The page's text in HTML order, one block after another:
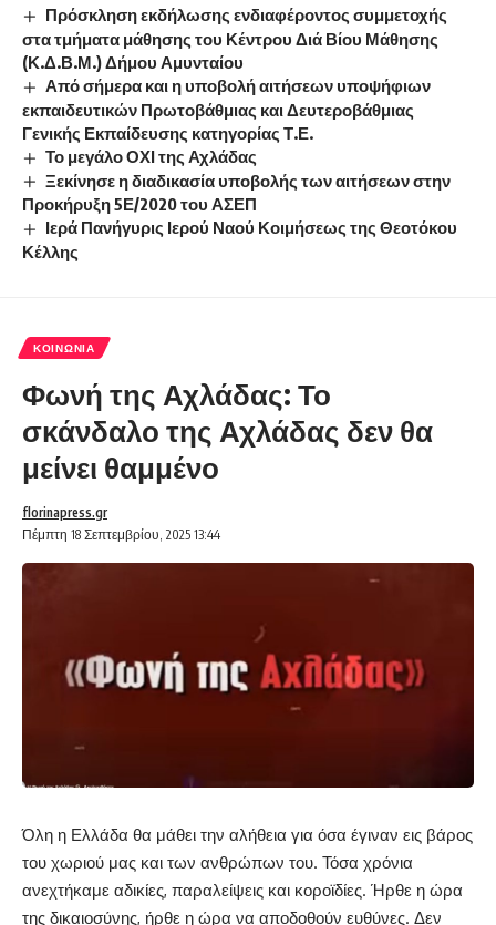
Πρόσκληση εκδήλωσης ενδιαφέροντος συμμετοχής
στα τμήματα μάθησης του Κέντρου Διά Βίου Μάθησης
(Κ.Δ.Β.Μ.) Δήμου Αμυνταίου
Από σήμερα και η υποβολή αιτήσεων υποψήφιων
εκπαιδευτικών Πρωτοβάθμιας και Δευτεροβάθμιας
Γενικής Εκπαίδευσης κατηγορίας Τ.Ε.
Το μεγάλο ΟΧΙ της Αχλάδας
Ξεκίνησε η διαδικασία υποβολής των αιτήσεων στην
Προκήρυξη 5Ε/2020 του ΑΣΕΠ
Ιερά Πανήγυρις Ιερού Ναού Κοιμήσεως της Θεοτόκου
Κέλλης
ΚΟΙΝΩΝΊΑ
Φωνή της Αχλάδας: Το
σκάνδαλο της Αχλάδας δεν θα
μείνει θαμμένο
Πέμπτη 18 Σεπτεμβρίου, 2025 13:44
florinapress.gr
Όλη η Ελλάδα θα μάθει την αλήθεια για όσα έγιναν εις βάρος
του χωριού μας και των ανθρώπων του. Τόσα χρόνια
ανεχτήκαμε αδικίες, παραλείψεις και κοροϊδίες. Ήρθε η ώρα
της δικαιοσύνης, ήρθε η ώρα να αποδοθούν ευθύνες. Δεν